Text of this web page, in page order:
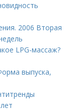
2006 Вторая
LPG-массаж?
выпуска,